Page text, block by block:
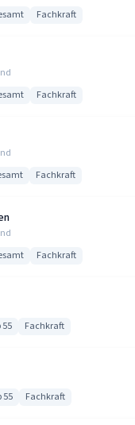
Fachkraft
Fachkraft
Fachkraft
Fachkraft
55 Fachkraft
55 Fachkraft